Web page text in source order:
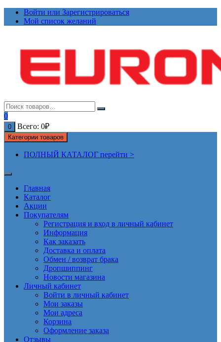
ПерейтиВойти или Зарегистрироваться
Мой список желаний
0
0 Всего: 0₽
Категории товаров
ПОЛНЫЙ КАТАЛОГ перейти >
Главная
Каталог
Акции
Покупателям
Регистрация и вход в личный кабинет
Информация
Как заказать
Доставка и оплата
Обмен / возврат брака
Дропшиппинг
Новости магазина
Личный кабинет
Войти в личный кабинет
Мои заказы
Мои адреса
Корзина
Оформление заказа
Отзывы